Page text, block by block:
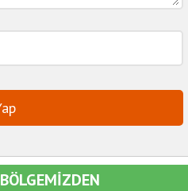
BÖLGEMİZDEN